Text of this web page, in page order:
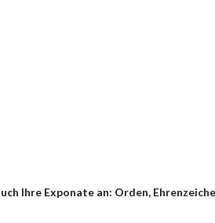
Ihre Exponate an: Orden,